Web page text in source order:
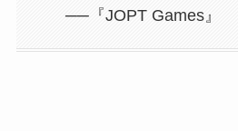
──『JOPT Games』